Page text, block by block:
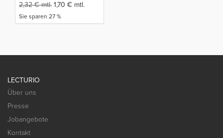
2,32€mtl. 1,70 € mtl.
Sie sparen 27 %
LECTURIO
Über uns
Presse
Jobangebote
Kontakt